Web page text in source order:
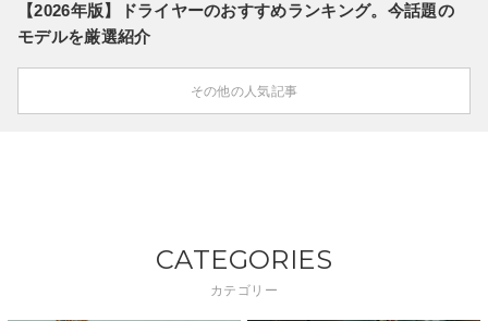
【2026年版】ドライヤーのおすすめランキング。今話題の
モデルを厳選紹介
その他の人気記事
CATEGORIES
カテゴリー